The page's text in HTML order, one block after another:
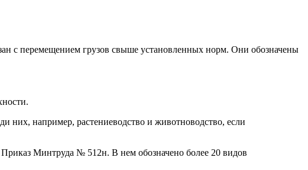
с перемещением грузов свыше установленных норм. Они обозначены
них, например, растениеводство и животноводство, если
Минтруда № 512н. В нем обозначено более 20 видов